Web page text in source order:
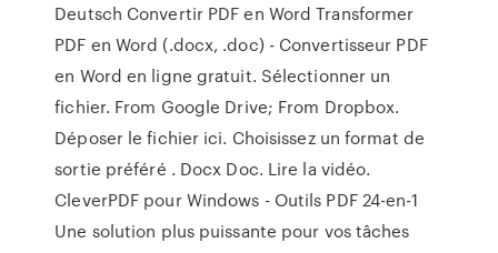
Deutsch Convertir PDF en Word Transformer
PDF en Word (.docx, .doc) - Convertisseur PDF
en Word en ligne gratuit. Sélectionner un
fichier. From Google Drive; From Dropbox.
Déposer le fichier ici. Choisissez un format de
sortie préféré . Docx Doc. Lire la vidéo.
CleverPDF pour Windows - Outils PDF 24-en-1
Une solution plus puissante pour vos tâches